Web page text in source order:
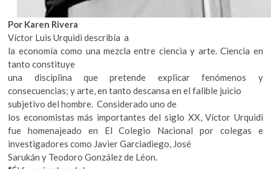
Por Karen Rivera
Víctor Luis Urquidi describía a
la economía como una mezcla entre ciencia y arte. Ciencia en
tanto constituye
una disciplina que pretende explicar fenómenos y
consecuencias; y arte, en tanto descansa en el falible juicio
subjetivo del hombre. Considerado uno de
los economistas más importantes del siglo XX, Víctor Urquidi
fue homenajeado en El Colegio Nacional por colegas e
investigadores como Javier Garciadiego, José
Sarukán y Teodoro González de Léon.